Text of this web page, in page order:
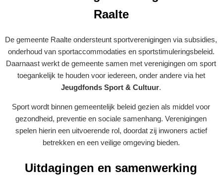
Raalte
De gemeente Raalte ondersteunt sportverenigingen via subsidies,
onderhoud van sportaccommodaties en sportstimuleringsbeleid.
Daarnaast werkt de gemeente samen met verenigingen om sport
toegankelijk te houden voor iedereen, onder andere via het
Jeugdfonds Sport & Cultuur.
Sport wordt binnen gemeentelijk beleid gezien als middel voor
gezondheid, preventie en sociale samenhang. Verenigingen
spelen hierin een uitvoerende rol, doordat zij inwoners actief
betrekken en een veilige omgeving bieden.
Uitdagingen en samenwerking